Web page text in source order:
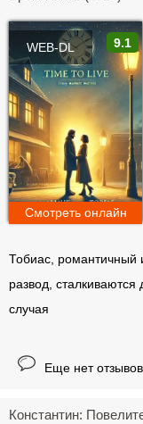
9.1
WEB-DL
Тобиас,
развод, сталкиваются
случая
Смотреть онлайн
Еще нет отзывов
Константин: